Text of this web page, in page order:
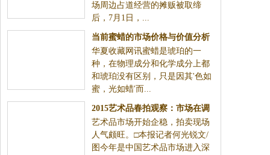
场周边占道经营的摊贩被取缔
后，7月1日，...
当前蜜蜡的市场价格与价值分析
华夏收藏网讯蜜蜡是琥珀的一
种，在物理成分和化学成分上都
和琥珀没有区别，只是因其'色如
蜜，光如蜡'而...
2015艺术品春拍观察：市场在调
整中露出底色
艺术品市场开始企稳，拍卖现场
人气颇旺。□本报记者何光锐文/
图今年是中国艺术品市场进入深